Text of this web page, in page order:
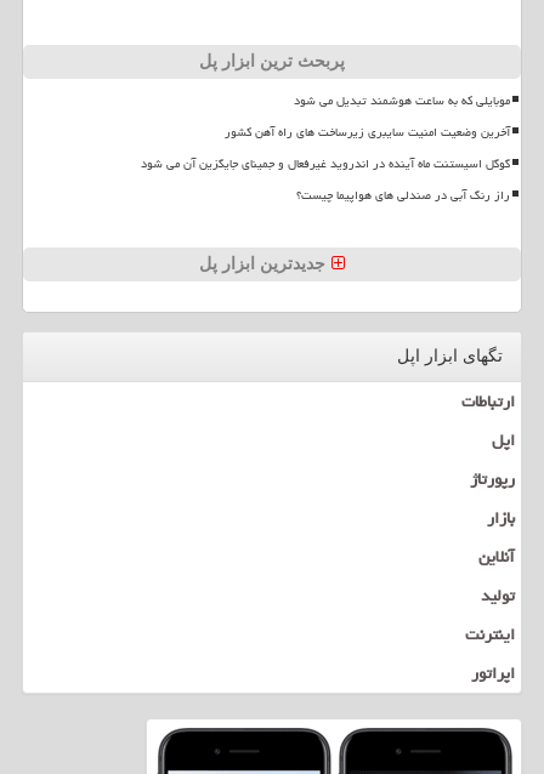
پربحث ترین ابزار پل
موبایلی که به ساعت هوشمند تبدیل می شود
آخرین وضعیت امنیت سایبری زیرساخت های راه آهن کشور
گوگل اسیستنت ماه آینده در اندروید غیرفعال و جمینای جایگزین آن می شود
راز رنگ آبی در صندلی های هواپیما چیست؟
جدیدترین ابزار پل
تگهای ابزار اپل
ارتباطات
اپل
رپورتاژ
بازار
آنلاین
تولید
اینترنت
اپراتور